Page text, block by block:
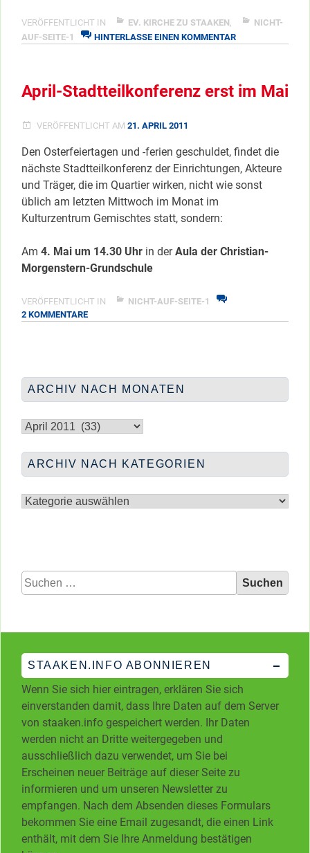
VERÖFFENTLICHT IN EV. KIRCHE ZU STAAKEN
NICHT-
AUF-SEITE-1
HINTERLASSE EINEN KOMMENTARZU
BESONDERE
EV.
KIRCHE
April-Stadtteilkonferenz erst im Mai
VERÖFFENTLICHT AM 21. APRIL 2011
Den Osterfeiertagen und -ferien geschuldet, findet die
nächste Stadtteilkonferenz der Einrichtungen, Akteure
und Träger, die im Quartier wirken, nicht wie sonst
üblich am letzten Mittwoch im Monat im
Kulturzentrum Gemischtes statt, sondern:
Am 4. Mai um 14.30 Uhr in derAula der Christian-
Morgenstern-Grundschule
VERÖFFENTLICHT IN
NICHT-AUF-SEITE-1
2 KOMMENTAREZU
MAI
ARCHIV NACH MONATEN
nach
ARCHIV NACH KATEGORIEN
nach
Suchen
nach:
STAAKEN.INFO ABONNIEREN
Wenn Sie sich hier eintragen, erklären Sie sich
einverstanden damit, dass Ihre Daten auf dem Server
von staaken.info gespeichert werden. Ihr Daten
werden nicht an Dritte weitergegeben und
ausschließlich dazu verwendet, um Sie bei
Erscheinen neuer Beiträge auf dieser Seite zu
informieren und um unseren Newsletter zu
empfangen. Nach dem Absenden dieses Formulars
bekommen Sie eine Email zugesandt, die einen Link
enthält, mit dem Sie Ihre Anmeldung bestätigen